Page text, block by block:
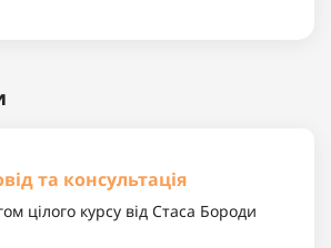
та консультація
цілого курсу від Стаса Бороди